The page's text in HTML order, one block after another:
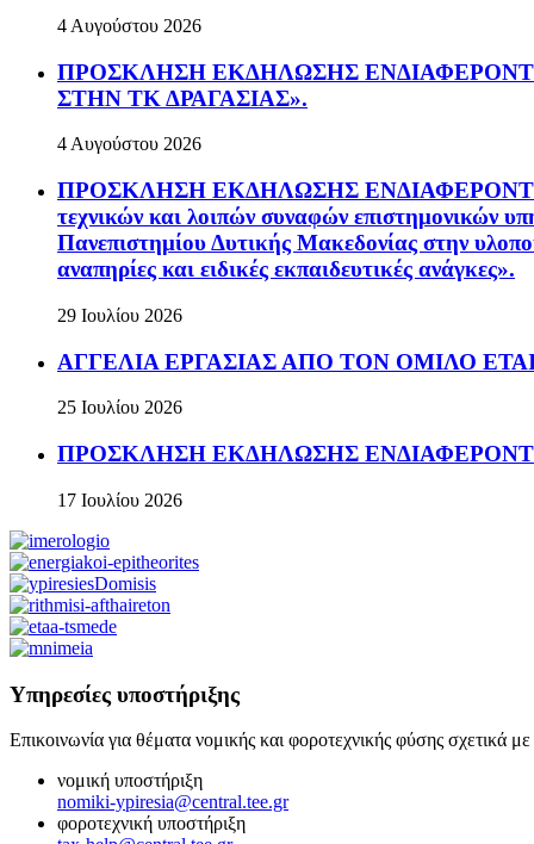
4 Αυγούστου 2026
ΠΡΟΣΚΛΗΣΗ ΕΚΔΗΛΩΣΗΣ ΕΝΔΙΑΦΕΡΟΝΤΟΣ
ΣΤΗΝ ΤΚ ΔΡΑΓΑΣΙΑΣ».
4 Αυγούστου 2026
ΠΡΟΣΚΛΗΣΗ ΕΚΔΗΛΩΣΗΣ ΕΝΔΙΑΦΕΡΟΝΤΟΣ
τεχνικών και λοιπών συναφών επιστημονικών
Πανεπιστημίου Δυτικής Μακεδονίας στην
αναπηρίες και ειδικές εκπαιδευτικές ανάγκες».
29 Ιουλίου 2026
ΑΓΓΕΛΙΑ ΕΡΓΑΣΙΑΣ ΑΠΟ ΤΟΝ ΟΜΙΛΟ
25 Ιουλίου 2026
ΠΡΟΣΚΛΗΣΗ ΕΚΔΗΛΩΣΗΣ ΕΝΔΙΑΦΕΡΟΝΤΟΣ
17 Ιουλίου 2026
Υπηρεσίες υποστήριξης
Επικοινωνία για θέματα νομικής και φοροτεχνικής φύσης σχετικά
νομική υποστήριξη
nomiki-ypiresia@central.tee.gr
φοροτεχνική υποστήριξη